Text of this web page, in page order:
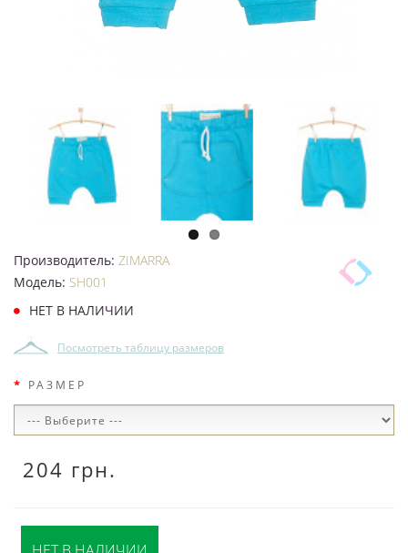
Производитель: ZIMARRA
Модель: SH001
НЕТ В НАЛИЧИИ
Посмотреть таблицу размеров
РАЗМЕР
204 грн.